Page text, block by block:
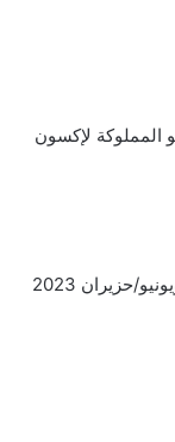
مليار دولار) على إيني وإسو المملوكة لإكسون
وقال في بيان إنه خلص إلى أن هذه الشركات عملت وكأنها اتحاد احتكاري بين يناير/كانون الثاني 2020 ويونيو/حزيران 2023